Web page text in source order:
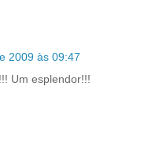
2009 às 09:47
Um esplendor!!!